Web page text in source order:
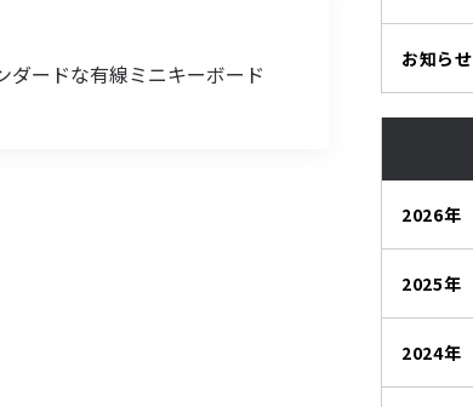
ダードな有線ミニキーボード
お知らせ
2026年
2025年
2024年